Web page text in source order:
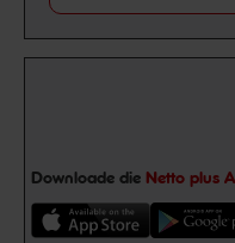
Downloade die Netto plus